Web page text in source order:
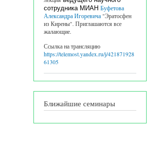
сотрудника МИАН Буфетова
Александра Игоревича "Эратосфен
из Кирены". Приглашаются все
жалающие.
Ссылка на трансляцию
https://telemost.yandex.ru/j/421871928
61305
Ближайшие семинары